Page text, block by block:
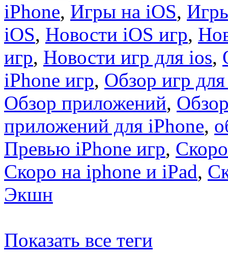
iPhone, Игры на iOS,
iOS, Новости iOS игр,
игр, Новости игр для ios,
iPhone игр, Обзор игр
Обзор приложений,
приложений для iPhone,
Превью iPhone игр,
Скоро на iphone и iPad,
Экшн
Показать все теги